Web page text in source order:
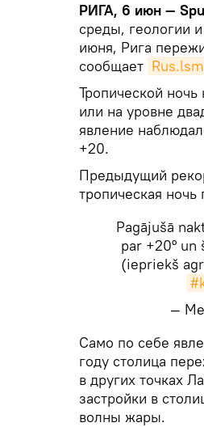
РИГА, 6 июн —
среды, геологии
июня, Рига
сообщает
Тропической
или на уровне
явление
+20.
Предыдущий
тропическая
Pagājušā
par +20°
(iepriekš
—
​Само по себе
году столица
в других точках
застройки в
волны жары.